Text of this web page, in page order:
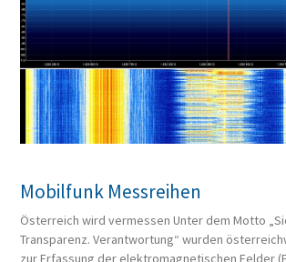
Mobilfunk Messreihen
Österreich wird vermessen Unter dem Motto
Transparenz. Verantwortung“ wurden
zur Erfassung der elektromagnetischen Felder